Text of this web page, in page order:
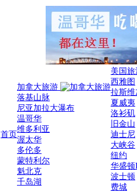
首页
加拿大旅游
落基山脉
尼亚加拉大瀑布
温哥华
维多利亚
渥太华
多伦多
蒙特利尔
魁北克
千岛湖
美国
西雅图
拉斯维
夏威夷
洛衫矶
旧金山
迪士尼
大峡谷
纽约
华盛顿
波士顿
费城